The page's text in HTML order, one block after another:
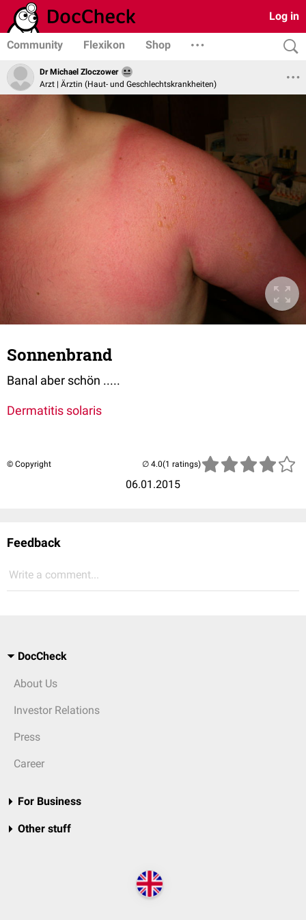
Log in
Community Flexikon Shop
Dr Michael Zloczower
Arzt | Ärztin (Haut- und Geschlechtskrankheiten)
Sonnenbrand
Banal aber schön .....
Dermatitis solaris
© Copyright
06.01.2015
(1 ratings)
Feedback
Write a comment...
DocCheck
About Us
Investor Relations
Press
Career
For Business
Other stuff